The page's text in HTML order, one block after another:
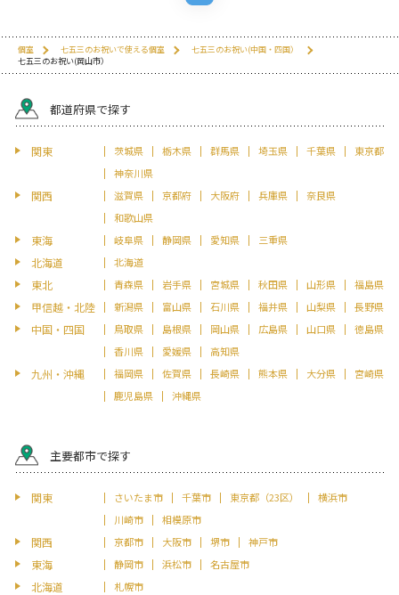
個室 七五三のお祝いで使える個室
七五三のお祝い(中国・四国）
七五三のお祝い(岡山市）
都道府県で探す
関東 茨城県 栃木県 群馬県 埼玉県 千葉県
東京都
神奈川県
関西 滋賀県 京都府 大阪府 兵庫県
奈良県
和歌山県
東海 岐阜県 静岡県 愛知県 三重県
北海道 北海道
東北 青森県 岩手県 宮城県 秋田県 山形県 福島県
甲信越・北陸 新潟県 富山県 石川県 福井県 山梨県 長野県
中国・四国 鳥取県 島根県 岡山県 広島県 山口県
徳島県
香川県
愛媛県 高知県
九州・沖縄 福岡県 佐賀県 長崎県 熊本県 大分県
宮崎県
鹿児島県
沖縄県
主要都市で探す
関東 さいたま市 千葉市 東京都（23区）
横浜市
川崎市
相模原市
関西 京都市 大阪市 堺市 神戸市
東海 静岡市 浜松市 名古屋市
北海道 札幌市